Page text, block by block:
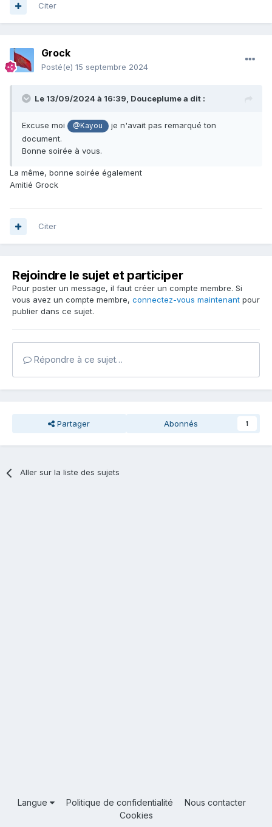
Citer
Grock
Posté(e) 15 septembre 2024
Le 13/09/2024 à 16:39, Douceplumea dit :
Excuse moi @Kayou
je n'avait pas remarqué ton
document.
Bonne soirée à vous.
La même, bonne soirée également
Amitié Grock
Citer
Rejoindre le sujet et participer
Pour poster un message, il faut créer un compte membre. Si
vous avez un compte membre, connectez-vous maintenant pour
publier dans ce sujet.
Répondre à ce sujet…
Partager Abonnés 1
Aller sur la liste des sujets
Langue Politique de confidentialité
Nous contacter
Cookies